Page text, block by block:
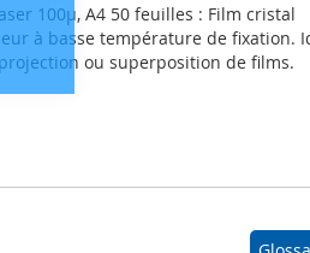
100µ, A4 50 feuilles : Film cristal
à basse température de fixation.
ou superposition de films.